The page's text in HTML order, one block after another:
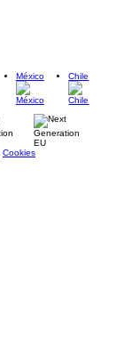
México Chile
Cookies